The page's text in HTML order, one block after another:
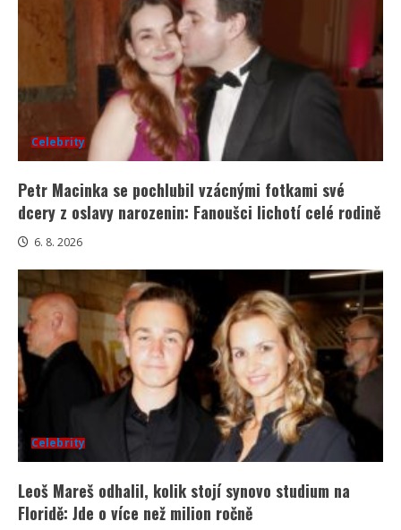
Celebrity
Petr Macinka se pochlubil vzácnými fotkami své
dcery z oslavy narozenin: Fanoušci lichotí celé rodině
6. 8. 2026
Celebrity
Leoš Mareš odhalil, kolik stojí synovo studium na
Floridě: Jde o více než milion ročně